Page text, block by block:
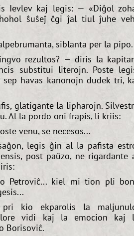
Ievlev kaj legis: — «Diĝol
ŝuŝeĵ ĉgi ĵal tiul ĵuhe
siblanta per la pipo.
rezultos? — diris la
substitui literojn. Poste
havas kanonojn dudek tri,
glatigante la lipharojn.
Al la pordo oni frapis, li kriis:
venu, se necesos...
legis ĝin al la pafista
post paŭzo, ne rigardante
Petroviĉ... kiel mi tion pli
pri kio ekparolis la
vidi kaj la emocion kaj
Borisoviĉ.